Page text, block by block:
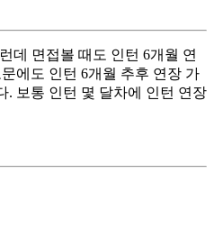
데 면접볼 때도 인턴 6개월 연
에도 인턴 6개월 추후 연장 가
. 보통 인턴 몇 달차에 인턴 연장